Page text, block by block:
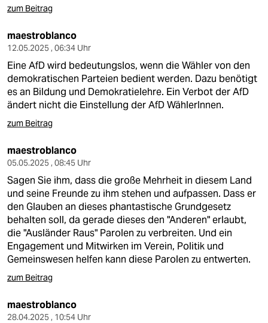
zum Beitrag
maestroblanco
12.05.2025 , 06:34 Uhr
Eine AfD wird bedeutungslos, wenn die Wähler von den
demokratischen Parteien bedient werden. Dazu benötigt
es an Bildung und Demokratielehre. Ein Verbot der AfD
ändert nicht die Einstellung der AfD WählerInnen.
zum Beitrag
maestroblanco
05.05.2025 , 08:45 Uhr
Sagen Sie ihm, dass die große Mehrheit in diesem Land
und seine Freunde zu ihm stehen und aufpassen. Dass er
den Glauben an dieses phantastische Grundgesetz
behalten soll, da gerade dieses den "Anderen" erlaubt,
die "Ausländer Raus" Parolen zu verbreiten. Und ein
Engagement und Mitwirken im Verein, Politik und
Gemeinswesen helfen kann diese Parolen zu entwerten.
zum Beitrag
maestroblanco
28.04.2025 , 10:54 Uhr